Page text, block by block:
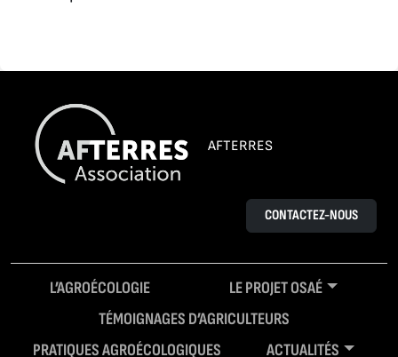
AFTERRES
CONTACTEZ-NOUS
L’AGROÉCOLOGIE
LE PROJET OSAÉ
TÉMOIGNAGES D’AGRICULTEURS
PRATIQUES AGROÉCOLOGIQUES
ACTUALITÉS